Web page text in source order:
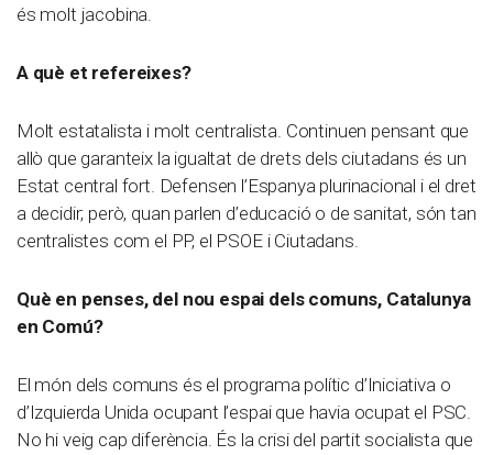
és molt jacobina.
A què et refereixes?
Molt estatalista i molt centralista. Continuen pensant que
allò que garanteix la igualtat de drets dels ciutadans és un
Estat central fort. Defensen l’Espanya plurinacional i el dret
a decidir; però, quan parlen d’educació o de sanitat, són tan
centralistes com el PP, el PSOE i Ciutadans.
Què en penses, del nou espai dels comuns, Catalunya
en Comú?
El món dels comuns és el programa polític d’Iniciativa o
d’Izquierda Unida ocupant l’espai que havia ocupat el PSC.
No hi veig cap diferència. És la crisi del partit socialista que